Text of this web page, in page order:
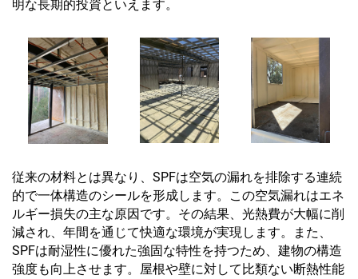
明な長期的投資といえます。
従来の材料とは異なり、SPFは空気の漏れを排除する連続
的で一体構造のシールを形成します。この空気漏れはエネ
ルギー損失の主な原因です。その結果、光熱費が大幅に削
減され、年間を通じて快適な環境が実現します。また、
SPFは耐湿性に優れた強固な特性を持つため、建物の構造
強度も向上させます。屋根や壁に対して比類ない断熱性能